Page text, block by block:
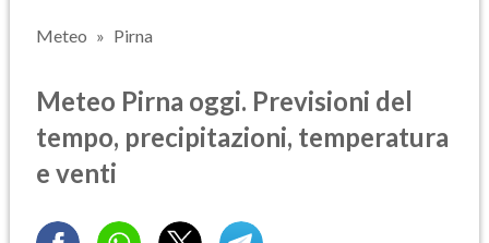
Meteo Pirna
Meteo Pirna oggi. Previsioni del
tempo, precipitazioni, temperatura
e venti